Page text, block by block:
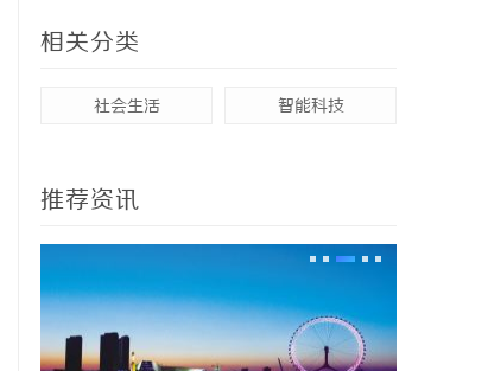
相关分类
社会生活 智能科技
推荐资讯